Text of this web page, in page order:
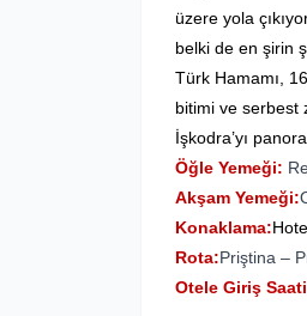
üzere yola
belki de en şirin
Türk Hamamı,
bitimi ve serbest
İşkodra’yı
Öğle Yemeği:
Akşam Yemeği:
Konaklama:
Rota:Priştina –
Otele Giriş Saati